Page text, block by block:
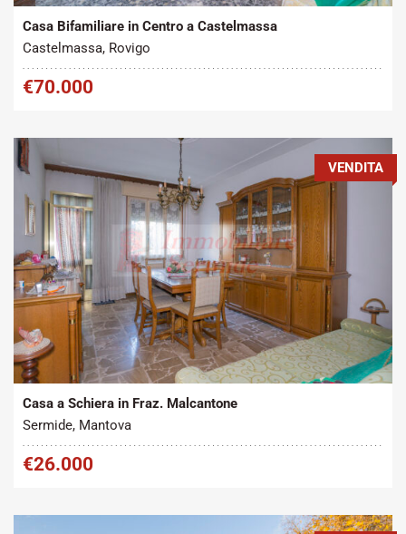
Casa Bifamiliare in Centro a Castelmassa
Castelmassa, Rovigo
€70.000
Tipo contratto:
Vendita
Metratura Commerciale:
100 m2
VENDITA
Casa a Schiera in Fraz. Malcantone
Sermide, Mantova
€26.000